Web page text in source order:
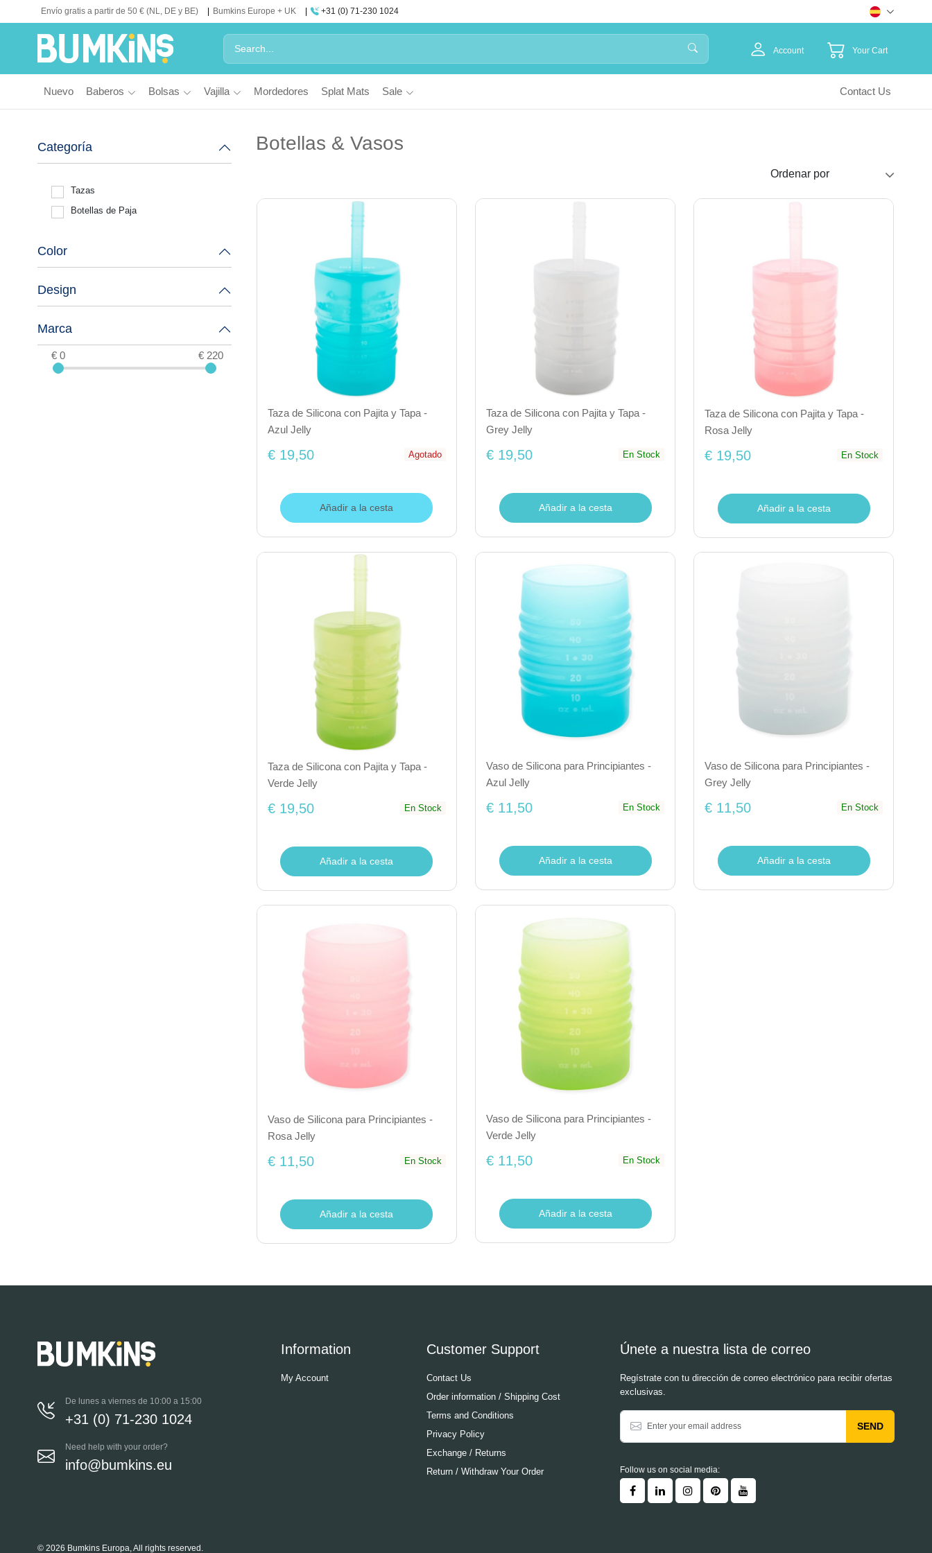
Envío gratis a partir de 50 € (NL, DE y BE) Bumkins Europe + UK +31 (0) 71-230 1024
Account Your Cart
Nuevo Baberos Bolsas Vajilla Mordedores Splat Mats Sale Contact Us
Categoría
Tazas
Botellas de Paja
Color
Design
Marca
€ 0 € 220
Botellas & Vasos
Taza de Silicona con Pajita y Tapa -
Azul Jelly
€ 19,50 Agotado
Añadir a la cesta
Taza de Silicona con Pajita y Tapa -
Grey Jelly
€ 19,50 En Stock
Añadir a la cesta
Taza de Silicona con Pajita y Tapa -
Rosa Jelly
€ 19,50 En Stock
Añadir a la cesta
Taza de Silicona con Pajita y Tapa -
Verde Jelly
€ 19,50 En Stock
Añadir a la cesta
Vaso de Silicona para Principiantes -
Azul Jelly
€ 11,50 En Stock
Añadir a la cesta
Vaso de Silicona para Principiantes -
Grey Jelly
€ 11,50 En Stock
Añadir a la cesta
Vaso de Silicona para Principiantes -
Rosa Jelly
€ 11,50 En Stock
Añadir a la cesta
Vaso de Silicona para Principiantes -
Verde Jelly
€ 11,50 En Stock
Añadir a la cesta
De lunes a viernes de 10:00 a 15:00
+31 (0) 71-230 1024
Need help with your order?
info@bumkins.eu
Information
My Account
Customer Support
Contact Us
Order information / Shipping Cost
Terms and Conditions
Privacy Policy
Exchange / Returns
Return / Withdraw Your Order
Únete a nuestra lista de correo
Regístrate con tu dirección de correo electrónico para recibir ofertas
exclusivas.
SEND
Follow us on social media:
© 2026 Bumkins Europa, All rights reserved.